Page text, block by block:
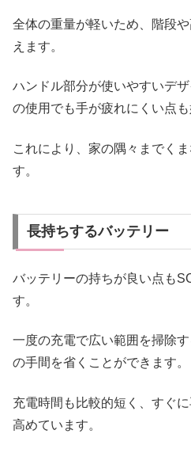
全体の重量が軽いため、階段
えます。
ハンドル部分が使いやすいデ
の使用でも手が疲れにくい点も
これにより、家の隅々までく
す。
長持ちするバッテリー
バッテリーの持ちが良い点も
す。
一度の充電で広い範囲を掃除
の手間を省くことができます。
充電時間も比較的短く、すぐ
高めています。